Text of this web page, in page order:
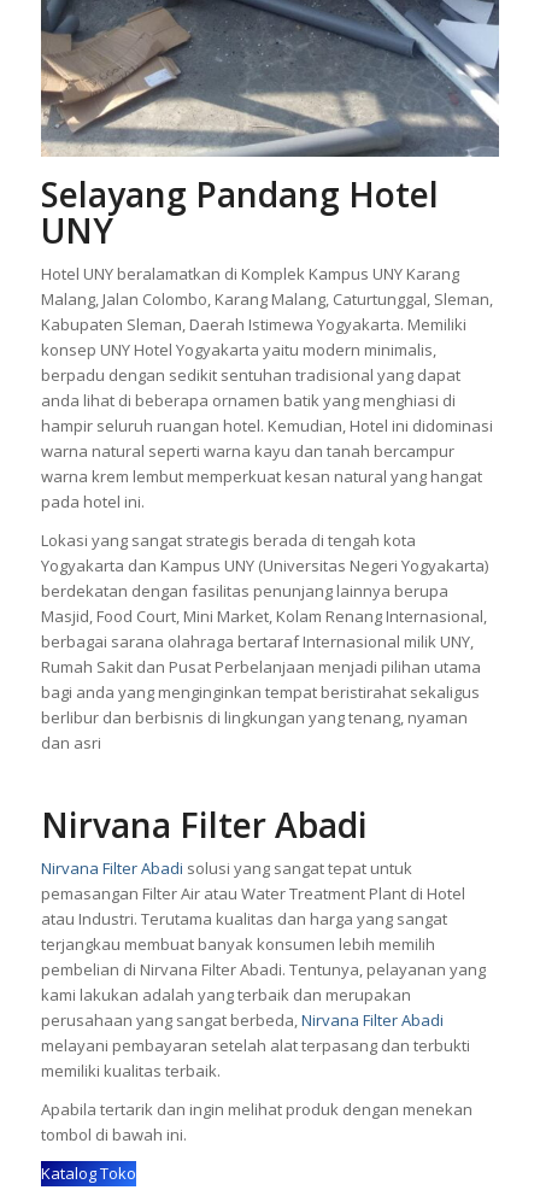
Selayang Pandang Hotel
UNY
Hotel UNY beralamatkan di Komplek Kampus UNY Karang
Malang, Jalan Colombo, Karang Malang, Caturtunggal, Sleman,
Kabupaten Sleman, Daerah Istimewa Yogyakarta. Memiliki
konsep UNY Hotel Yogyakarta yaitu modern minimalis,
berpadu dengan sedikit sentuhan tradisional yang dapat
anda lihat di beberapa ornamen batik yang menghiasi di
hampir seluruh ruangan hotel. Kemudian, Hotel ini didominasi
warna natural seperti warna kayu dan tanah bercampur
warna krem lembut memperkuat kesan natural yang hangat
pada hotel ini.
Lokasi yang sangat strategis berada di tengah kota
Yogyakarta dan Kampus UNY (Universitas Negeri Yogyakarta)
berdekatan dengan fasilitas penunjang lainnya berupa
Masjid, Food Court, Mini Market, Kolam Renang Internasional,
berbagai sarana olahraga bertaraf Internasional milik UNY,
Rumah Sakit dan Pusat Perbelanjaan menjadi pilihan utama
bagi anda yang menginginkan tempat beristirahat sekaligus
berlibur dan berbisnis di lingkungan yang tenang, nyaman
dan asri
Nirvana Filter Abadi
Nirvana Filter Abadi solusi yang sangat tepat untuk
pemasangan Filter Air atau Water Treatment Plantdi Hotel
atau Industri. Terutama kualitas dan harga yang sangat
terjangkau membuat banyak konsumen lebih memilih
pembelian di Nirvana Filter Abadi. Tentunya, pelayanan yang
kami lakukan adalah yang terbaik dan merupakan
perusahaan yang sangat berbeda,Nirvana Filter Abadi
melayani pembayaran setelah alat terpasang dan terbukti
memiliki kualitas terbaik.
Apabila tertarik dan ingin melihat produk dengan menekan
tombol di bawah ini.
Katalog Toko